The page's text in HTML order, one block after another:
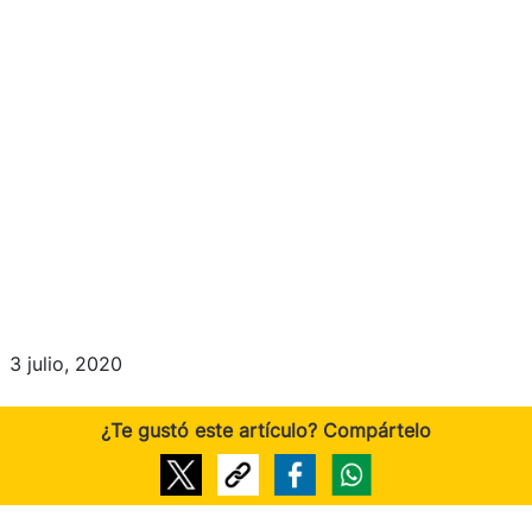
3 julio, 2020
¿Te gustó este artículo? Compártelo